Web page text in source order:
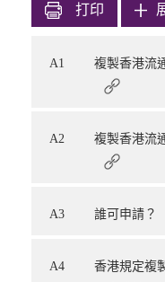
打印
A1 複製香港流
A2 複製香港流
A3 誰可申請？
A4
香港規定複